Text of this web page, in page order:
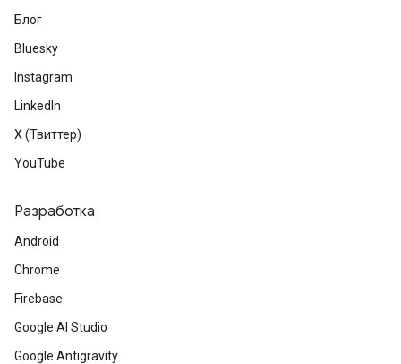
Блог
Bluesky
Instagram
LinkedIn
X (Твиттер)
YouTube
Разработка
Android
Chrome
Firebase
Google AI Studio
Google Antigravity